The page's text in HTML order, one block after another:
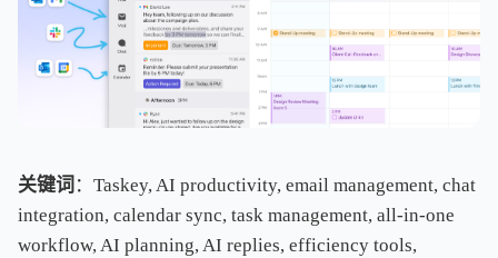
关键词 ：Taskey, AI productivity, email management, chat
integration, calendar sync, task management, all-in-one
workflow, AI planning, AI replies, efficiency tools,